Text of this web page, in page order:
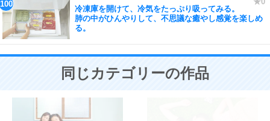
冷凍庫を開けて、冷気をたっぷり吸ってみる。
肺の中がひんやりして、不思議な癒やし感覚を楽しめ
る。
同じカテゴリーの作品